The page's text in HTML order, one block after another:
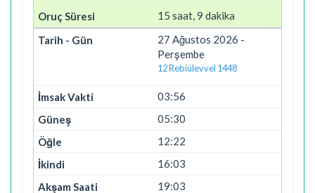
15 saat, 9 dakika
27 Ağustos 2026 -
Perşembe
12 Rebiülevvel 1448
03:56
05:30
12:22
16:03
19:03